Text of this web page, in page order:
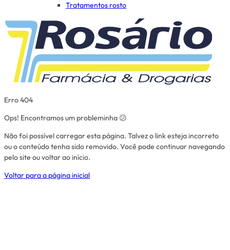
Tratamentos rosto
Erro 404
Ops! Encontramos um probleminha 😕
Não foi possível carregar esta página. Talvez o link esteja incorreto
ou o conteúdo tenha sido removido. Você pode continuar navegando
pelo site ou voltar ao início.
Voltar para a página inicial